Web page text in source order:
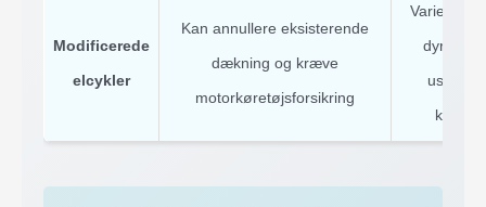
Modificerede
elcykler
Kan annullere eksisterende
dækning og kræve
motorkøretøjsforsikring
Varierer
dyrt på